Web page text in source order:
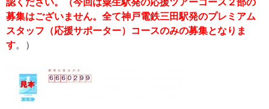
募集はございません。全て神戸電鉄三田駅発のプレミアム
スタッフ（応援サポーター）コースのみの募集となりま
す。）